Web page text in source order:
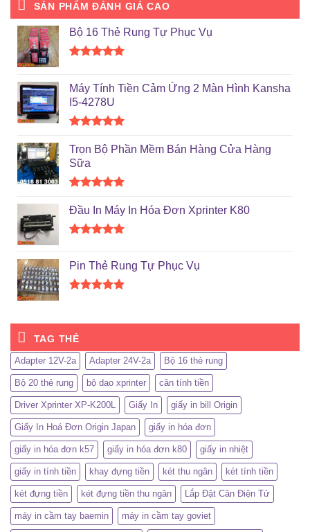
SẢN PHẨM ĐÁNH GIÁ CAO
Bộ 16 Thẻ Rung Tự Phục Vụ
5 sao
Máy Tính Tiền Cảm Ứng 2 Màn Hình Kansha
I5-4278U
hạng5.00
5 sao
Trọn Bộ Phần Mềm Bán Hàng Cửa Hàng
Sữa
hạng5.00
Đầu In Máy In Hóa Đơn Xprinter K80
5 sao
Pin Thẻ Rung Tự Phục Vụ
5 sao
TAG THẺ
Adapter 12V-2a Adapter 24V-2a Bộ 16 thẻ rung
Bộ 20 thẻ rung bộ dao xprinter cân tính tiền
Driver Xprinter XP-K200L Giấy In giấy in bill Origin
Giấy In Hoá Đơn Origin Japan giấy in hóa đơn
giấy in hóa đơn k57 giấy in hóa đơn k80 giấy in nhiệt
giấy in tính tiền khay đựng tiền két thu ngân két tính tiền
két đựng tiền két đựng tiền thu ngân Lắp Đặt Cân Điện Tử
máy in cầm tay baemin máy in cầm tay goviet